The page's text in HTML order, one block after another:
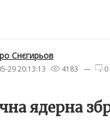
Снєгирьов
29 20:13:13 4183 — 0
ядерна